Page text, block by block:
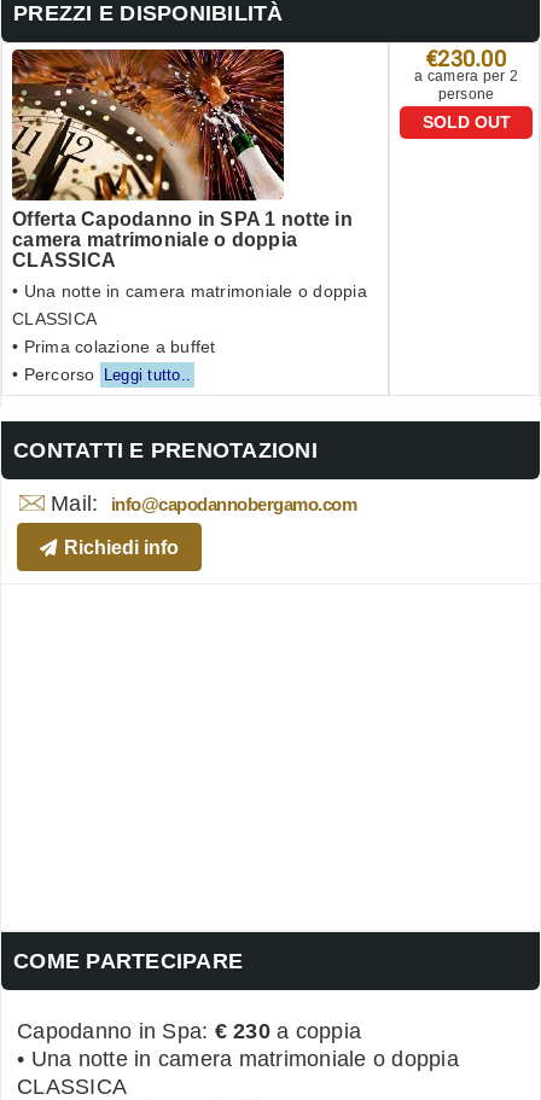
PREZZI E DISPONIBILITÀ
Offerta Capodanno in SPA 1 notte in
camera matrimoniale o doppia
CLASSICA
• Una notte in camera matrimoniale o doppia
CLASSICA
• Prima colazione a buffet
• Percorso Leggi tutto..
€230.00
a camera per 2
persone
SOLD OUT
CONTATTI E PRENOTAZIONI
Mail: info@capodannobergamo.com
Richiedi info
COME PARTECIPARE
Capodanno in Spa: € 230a coppia
• Una notte in camera matrimoniale o doppia
CLASSICA